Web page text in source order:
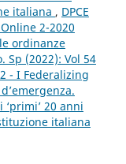
italiana , DPCE
2-2020
ordinanze
Sp (2022): Vol 54
- I Federalizing
20 anni
italiana